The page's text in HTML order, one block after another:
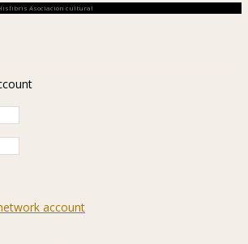
Asociación cultural
account